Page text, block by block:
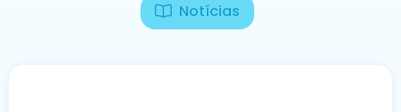
Notícias